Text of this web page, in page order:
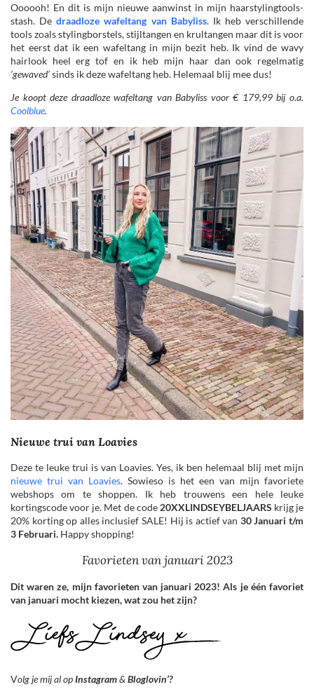
Oooooh! En dit is mijn nieuwe aanwinst in mijn haarstylingtools-
stash. Dedraadloze wafeltang van Babyliss. Ik heb verschillende
tools zoals stylingborstels, stijltangen en krultangen maar dit is voor
het eerst dat ik een wafeltang in mijn bezit heb. Ik vind de wavy
hairlook heel erg tof en ik heb mijn haar dan ook regelmatig
‘gewaved’sinds ik deze wafeltang heb. Helemaal blij mee dus!
Je koopt deze draadloze wafeltang van Babyliss voor € 179,99 bij o.a.
Coolblue.
Nieuwe trui van Loavies
Deze te leuke trui is van Loavies. Yes, ik ben helemaal blij met mijn
nieuwe trui van Loavies. Sowieso is het een van mijn favoriete
webshops om te shoppen. Ik heb trouwens een hele leuke
kortingscode voor je. Met de code 20XXLINDSEYBELJAARS krijg je
20% korting op alles inclusief SALE! Hij is actief van 30 Januari t/m
3 Februari. Happy shopping!
Favorieten van januari 2023
Dit waren ze, mijn favorieten van januari 2023! Als je één favoriet
van januari mocht kiezen, wat zou het zijn?
Volg je mij al opInstagram& Bloglovin’?